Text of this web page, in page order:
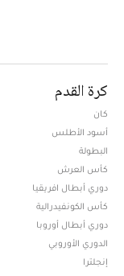
كرة القدم
كان
أسود الأطلس
البطولة
كأس العرش
دوري أبطال افريقيا
كأس الكونفيدرالية
دوري أبطال أوروبا
الدوري الأوروبي
إنجلترا